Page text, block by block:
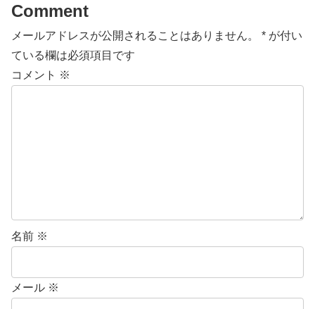
Comment
メールアドレスが公開されることはありません。 * が付い
ている欄は必須項目です
コメント ※
名前 ※
メール ※